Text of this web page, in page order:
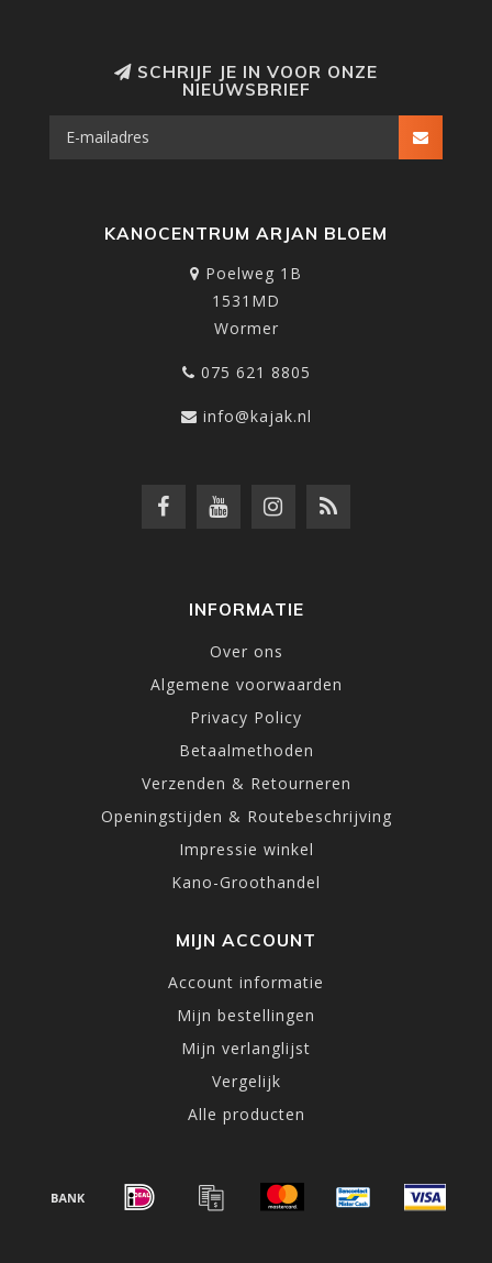
SCHRIJF JE IN VOOR ONZE
NIEUWSBRIEF
KANOCENTRUM ARJAN BLOEM
Poelweg 1B
1531MD
Wormer
075 621 8805
info@kajak.nl
INFORMATIE
Over ons
Algemene voorwaarden
Privacy Policy
Betaalmethoden
Verzenden & Retourneren
Openingstijden & Routebeschrijving
Impressie winkel
Kano-Groothandel
MIJN ACCOUNT
Account informatie
Mijn bestellingen
Mijn verlanglijst
Vergelijk
Alle producten